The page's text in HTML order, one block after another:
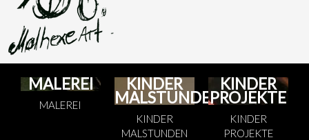
MALEREI
MALEREI
KINDER
MALSTUNDEN
KINDER
MALSTUNDEN
KINDER
PROJEKTE
KINDER
PROJEKTE